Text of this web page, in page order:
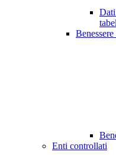
Enti controllati